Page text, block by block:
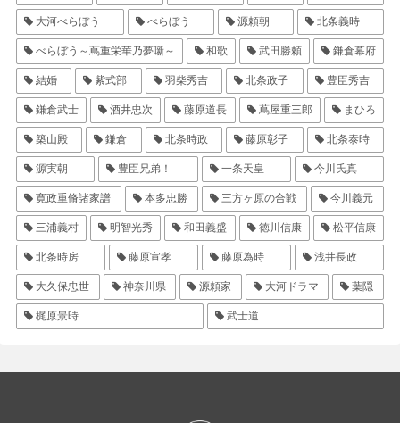
大河べらぼう べらぼう 源頼朝 北条義時
べらぼう～蔦重栄華乃夢噺～ 和歌 武田勝頼 鎌倉幕府
結婚 紫式部 羽柴秀吉 北条政子 豊臣秀吉
鎌倉武士 酒井忠次 藤原道長 蔦屋重三郎 まひろ
築山殿 鎌倉 北条時政 藤原彰子 北条泰時
源実朝 豊臣兄弟！ 一条天皇 今川氏真
寛政重脩諸家譜 本多忠勝 三方ヶ原の合戦 今川義元
三浦義村 明智光秀 和田義盛 徳川信康 松平信康
北条時房 藤原宣孝 藤原為時 浅井長政
大久保忠世 神奈川県 源頼家 大河ドラマ 葉隠
梶原景時 武士道